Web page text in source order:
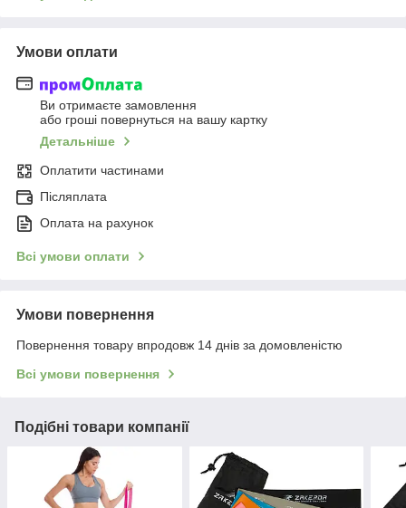
Умови оплати
Ви отримаєте замовлення
або гроші повернуться на вашу картку
Детальніше
Оплатити частинами
Післяплата
Оплата на рахунок
Всі умови оплати
Умови повернення
Повернення товару впродовж 14 днів за домовленістю
Всі умови повернення
Подібні товари компанії